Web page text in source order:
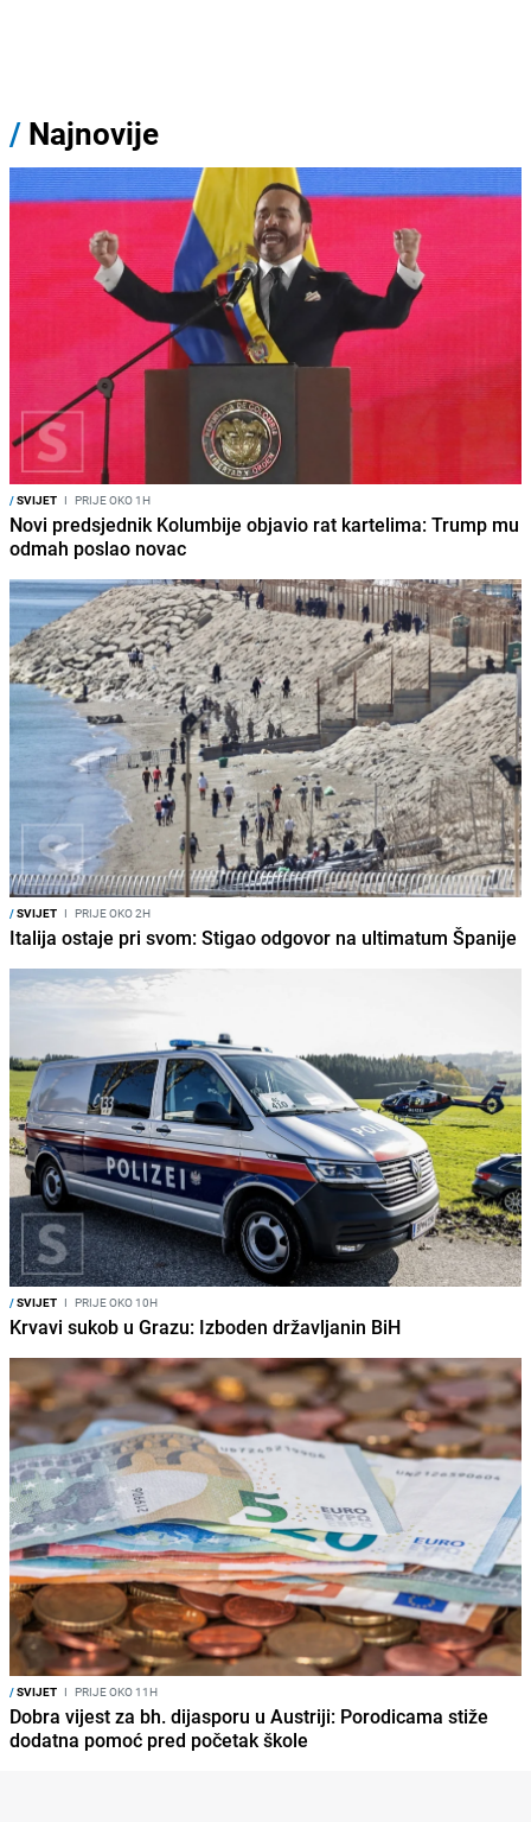
/ Najnovije
/SVIJET I PRIJE OKO 1H
Novi predsjednik Kolumbije objavio rat kartelima: Trump mu
odmah poslao novac
/SVIJET I PRIJE OKO 2H
Italija ostaje pri svom: Stigao odgovor na ultimatum Španije
/SVIJET I PRIJE OKO 10H
Krvavi sukob u Grazu: Izboden državljanin BiH
/SVIJET I PRIJE OKO 11H
Dobra vijest za bh. dijasporu u Austriji: Porodicama stiže
dodatna pomoć pred početak škole